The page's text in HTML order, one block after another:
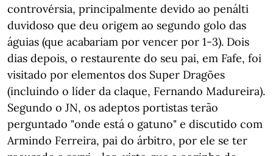
controvérsia, principalmente devido ao penálti
duvidoso que deu origem ao segundo golo das
águias (que acabariam por vencer por 1-3). Dois
dias depois, o restaurente do seu pai, em Fafe, foi
visitado por elementos dos Super Dragões
(incluindo o líder da claque, Fernando Madureira).
Segundo o JN, os adeptos portistas terão
perguntado "onde está o gatuno" e discutido com
Armindo Ferreira, pai do árbitro, por ele se ter